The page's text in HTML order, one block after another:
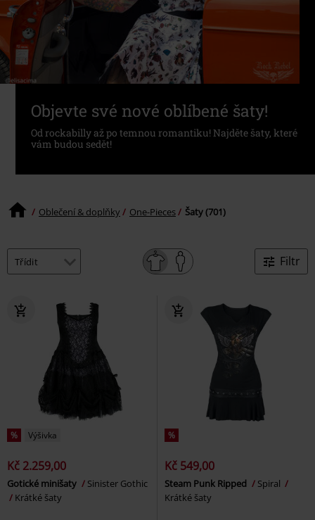
Objevte své nové oblíbené šaty!
Od rockabilly až po temnou romantiku! Najděte šaty, které
vám budou sedět!
Oblečení & doplňky One-Pieces Šaty (701)
Filtr
% Výšivka
Kč 2.259,00
Gotické minišaty
Sinister Gothic
Krátké šaty
%
Kč 549,00
Steam Punk Ripped
Spiral
Krátké šaty